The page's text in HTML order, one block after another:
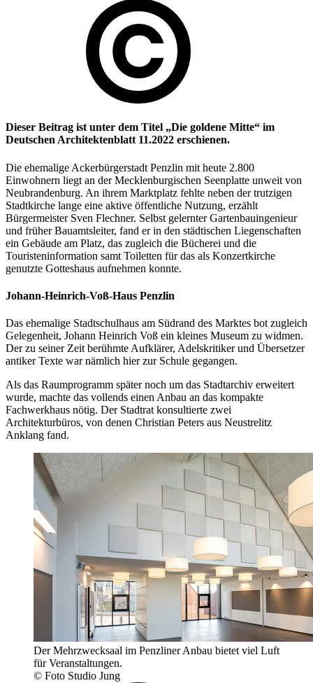
Dieser Beitrag ist unter dem Titel „Die goldene Mitte“ im
Deutschen Architektenblatt 11.2022 erschienen.
Die ehemalige Ackerbürgerstadt Penzlin mit heute 2.800
Einwohnern liegt an der Mecklenburgischen Seenplatte unweit von
Neubrandenburg. An ihrem Marktplatz fehlte neben der trutzigen
Stadtkirche lange eine aktive öffentliche Nutzung, erzählt
Bürgermeister Sven Flechner. Selbst gelernter Gartenbauingenieur
und früher Bauamtsleiter, fand er in den städtischen Liegenschaften
ein Gebäude am Platz, das zugleich die Bücherei und die
Touristeninformation samt Toiletten für das als Konzertkirche
genutzte Gotteshaus aufnehmen konnte.
Johann-Heinrich-Voß-Haus Penzlin
Das ehemalige Stadtschulhaus am Südrand des Marktes bot zugleich
Gelegenheit, Johann Heinrich Voß ein kleines Museum zu widmen.
Der zu seiner Zeit berühmte Aufklärer, Adelskritiker und Übersetzer
antiker Texte war nämlich hier zur Schule gegangen.
Als das Raumprogramm später noch um das Stadtarchiv erweitert
wurde, machte das vollends einen Anbau an das kompakte
Fachwerkhaus nötig. Der Stadtrat konsultierte zwei
Architekturbüros, von denen Christian Peters aus Neustrelitz
Anklang fand.
Der Mehrzwecksaal im Penzliner Anbau bietet viel Luft
für Veranstaltungen.
© Foto Studio Jung